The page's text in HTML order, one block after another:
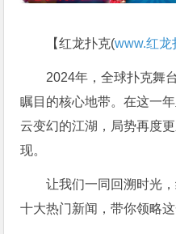
【红龙扑克(www.红龙
2024年，全球扑克舞
瞩目的核心地带。在这一
云变幻的江湖，局势再度
现。
让我们一同回溯时光
十大热门新闻，带你领略